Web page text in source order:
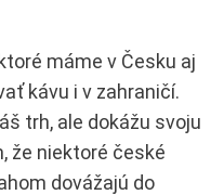
máme v Česku aj
kávu i v zahraničí.
trh, ale dokážu svoju
že niektoré české
dovážajú do